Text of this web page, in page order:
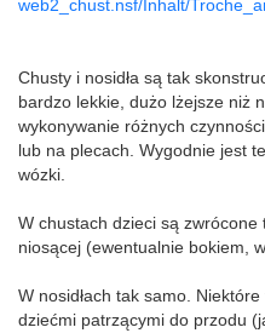
web2_chust.nsf/Inhalt/
Chusty i nosidła są tak
bardzo lekkie, dużo lżejsze niż
wykonywanie różnych
lub na plecach. Wygodnie jest
wózki.
W chustach dzieci są
niosącej (ewentualnie bokiem,
W nosidłach tak samo.
dziećmi patrzącymi do przodu